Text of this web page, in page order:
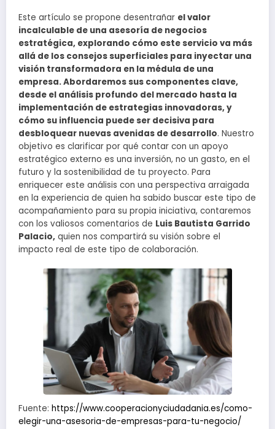
Este artículo se propone desentrañar el valor
incalculable de una asesoría de negocios
estratégica, explorando cómo este servicio va más
allá de los consejos superficiales para inyectar una
visión transformadora en la médula de una
empresa. Abordaremos sus componentes clave,
desde el análisis profundo del mercado hasta la
implementación de estrategias innovadoras, y
cómo su influencia puede ser decisiva para
desbloquear nuevas avenidas de desarrollo. Nuestro
objetivo es clarificar por qué contar con un apoyo
estratégico externo es una inversión, no un gasto, en el
futuro y la sostenibilidad de tu proyecto. Para
enriquecer este análisis con una perspectiva arraigada
en la experiencia de quien ha sabido buscar este tipo de
acompañamiento para su propia iniciativa, contaremos
con los valiosos comentarios de Luis Bautista Garrido
Palacio, quien nos compartirá su visión sobre el
impacto real de este tipo de colaboración.
Fuente: https://www.cooperacionyciudadania.es/como-
elegir-una-asesoria-de-empresas-para-tu-negocio/